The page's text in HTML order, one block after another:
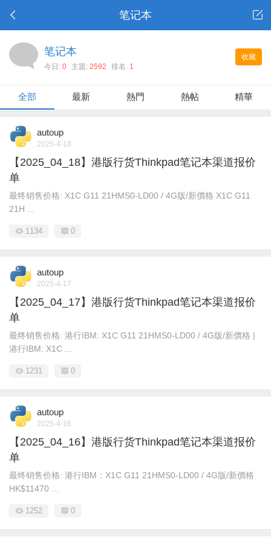
笔记本
收藏
笔记本
今日: 0 主題: 2592 排名: 1
全部 最新 熱門 熱帖 精華
autoup
2025-4-18
【2025_04_18】港版行货Thinkpad笔记本渠道报价
单
最终销售价格: X1C G11 21HMS0-LD00 / 4G版/新價格 X1C G11
21H ...
1134 0
autoup
2025-4-17
【2025_04_17】港版行货Thinkpad笔记本渠道报价
单
最终销售价格: 港行IBM: X1C G11 21HMS0-LD00 / 4G版/新價格 |
港行IBM: X1C ...
1231 0
autoup
2025-4-16
【2025_04_16】港版行货Thinkpad笔记本渠道报价
单
最终销售价格: 港行IBM：X1C G11 21HMS0-LD00 / 4G版/新價格
HK$11470 ...
1252 0